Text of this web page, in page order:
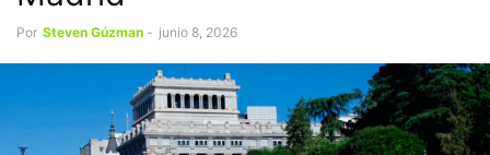
Por Steven Gúzman - junio 8, 2026